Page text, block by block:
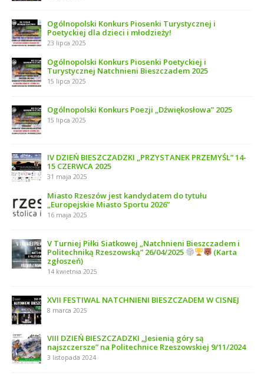
Ogólnopolski Konkurs Piosenki Turystycznej i
Poetyckiej dla dzieci i młodzieży!
23 lipca 2025
Ogólnopolski Konkurs Piosenki Poetyckiej i
Turystycznej Natchnieni Bieszczadem 2025
15 lipca 2025
Ogólnopolski Konkurs Poezji „Dźwiękosłowa” 2025
15 lipca 2025
IV DZIEŃ BIESZCZADZKI „PRZYSTANEK PRZEMYŚL” 14-
15 CZERWCA 2025
31 maja 2025
Miasto Rzeszów jest kandydatem do tytułu
„Europejskie Miasto Sportu 2026”
16 maja 2025
V Turniej Piłki Siatkowej „Natchnieni Bieszczadem i
Politechniką Rzeszowską” 26/04/2025
(Karta
zgłoszeń)
14 kwietnia 2025
XVII FESTIWAL NATCHNIENI BIESZCZADEM W CISNEJ
8 marca 2025
VIII DZIEŃ BIESZCZADZKI „Jesienią góry są
najszczersze” na Politechnice Rzeszowskiej 9/11/2024
3 listopada 2024